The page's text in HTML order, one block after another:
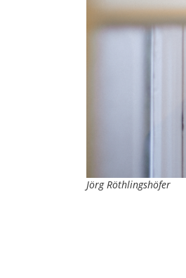
Jörg Röthlingshöfer